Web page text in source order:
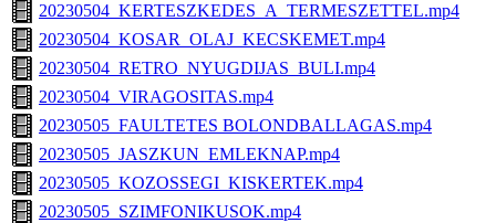
20230504_KERTESZKEDES_A_TERMESZETTEL.mp4
20230504_KOSAR_OLAJ_KECSKEMET.mp4
20230504_RETRO_NYUGDIJAS_BULI.mp4
20230504_VIRAGOSITAS.mp4
20230505_FAULTETES BOLONDBALLAGAS.mp4
20230505_JASZKUN_EMLEKNAP.mp4
20230505_KOZOSSEGI_KISKERTEK.mp4
20230505_SZIMFONIKUSOK.mp4